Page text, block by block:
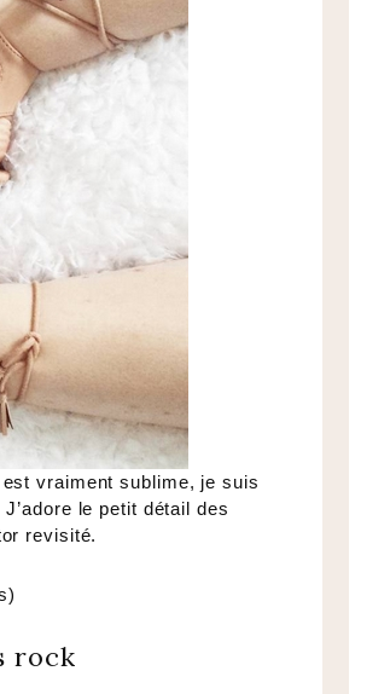
vraiment sublime, je suis
le petit détail des
revisité.
rock